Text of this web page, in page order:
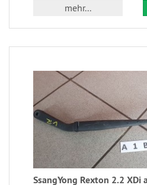
mehr...
SsangYong Rexton 2.2 XDi